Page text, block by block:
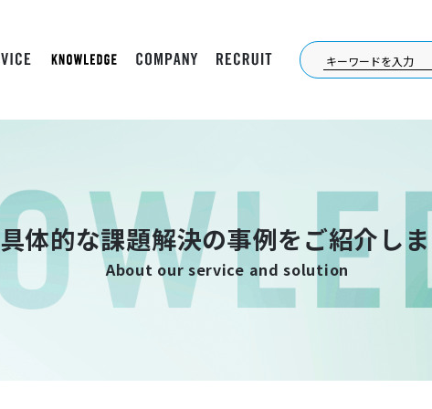
具体的な課題解決の事例をご紹介し
About our service and solution